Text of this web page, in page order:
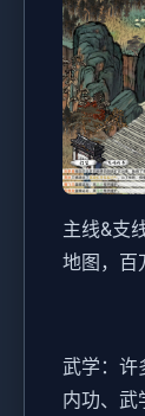
主线&支
地图，百
武学：许
内功、武